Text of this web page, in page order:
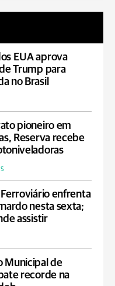
EUA aprova
Trump para
no Brasil
pioneiro em
Reserva recebe
enfrenta
nesta sexta;
assistir
Municipal de
recorde na